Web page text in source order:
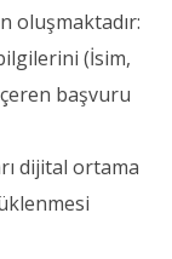
oluşmaktadır:
(İsim,
başvuru
dijital ortama